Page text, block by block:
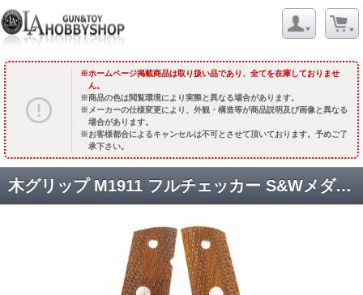
ホームページ掲載商品は取り扱い品であり、全てを在庫しておりませ
ん。
商品の色は閲覧環境により実際と異なる場合があります。
メーカーの仕様変更により、外観・構造等が商品説明及び画像と異なる
場合があります。
お客様都合によるキャンセルは不可とさせて頂いております。予めご了
承下さい。
木グリップ M1911 フルチェッカー S&Wメダリオン付 スーパーウォールナット(ブラウン) [取寄]